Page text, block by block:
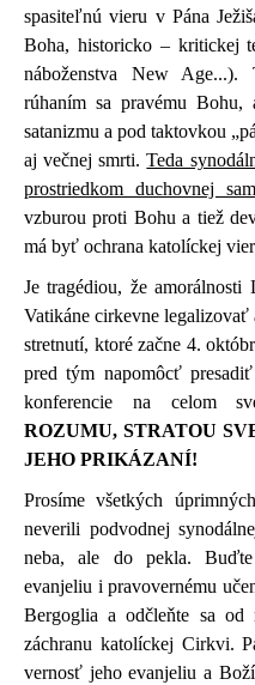
spasiteľnú vieru v Pána
Boha, historicko – kritickej
náboženstva New
rúhaním sa pravému
satanizmu a pod taktovkou
aj večnej smrti.Teda
prostriedkom duchovnej
vzburou proti Bohu a tiež
má byť ochrana katolíckej
Je tragédiou, že
Vatikáne cirkevne legalizovať
stretnutí, ktoré začne 4.
pred tým napomôcť
konferencie na celom
ROZUMU, STRATOU
JEHO PRIKÁZANÍ!
Prosíme všetkých
neverili podvodnej
neba, ale do pekla.
evanjeliu i pravovernému
Bergoglia a odčleňte sa
záchranu katolíckej Cirkvi.
vernosť jeho evanjeliu a